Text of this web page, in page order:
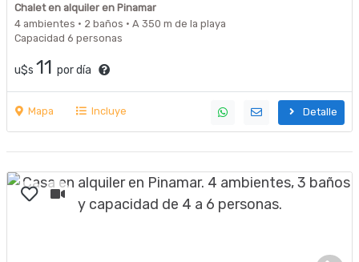
Chalet en alquiler en Pinamar
4 ambientes · 2 baños · A 350 m de la playa
Capacidad 6 personas
u$s 11 por día
Mapa Incluye Detalle